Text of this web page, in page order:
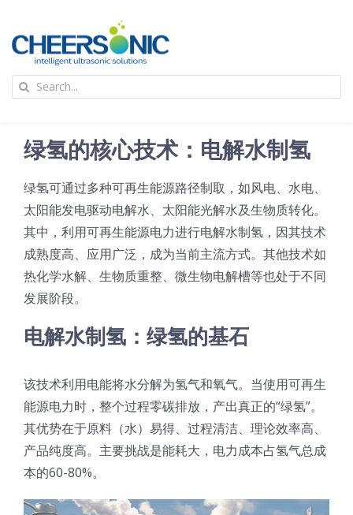
content
应用
超声波设备
技术及原理
锂电技术科普
半导体技术科普
关于我们
中文
Search
绿氢的核心技术：电解水制氢
绿氢可通过多种可再生能源路径制取，如风电、水电、
太阳能发电驱动电解水、太阳能光解水及生物质转化。
其中，利用可再生能源电力进行电解水制氢，因其技术
成熟度高、应用广泛，成为当前主流方式。其他技术如
热化学水解、生物质重整、微生物电解槽等也处于不同
发展阶段。
电解水制氢：绿氢的基石
该技术利用电能将水分解为氢气和氧气。当使用可再生
能源电力时，整个过程零碳排放，产出真正的“绿氢”。
其优势在于原料（水）易得、过程清洁、理论效率高、
产品纯度高。主要挑战是能耗大，电力成本占氢气总成
本的60-80%。